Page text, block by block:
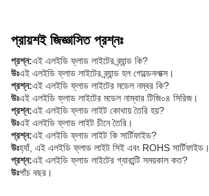
প্রায়শই জিজ্ঞাসিত প্রশ্নঃ
প্রশ্ন:এই এলইডি ফ্লাড লাইটের ব্র্যান্ড কি?
উঃএই এলইডি ফ্লাড লাইটের ব্র্যান্ড হল গোল্ডেনলাক্স।
প্রশ্ন:এই এলইডি ফ্লাড লাইটের মডেল নম্বর কি?
উঃএই এলইডি ফ্লাড লাইটের মডেল নাম্বার টিজি০৪ সিরিজ।
প্রশ্ন:এই এলইডি ফ্লাড লাইট কোথায় তৈরি হয়?
উঃএই এলইডি ফ্লাড লাইট চীনে তৈরি।
প্রশ্ন:এই এলইডি ফ্লাড লাইট কি সার্টিফাইড?
উঃহ্যাঁ, এই এলইডি ফ্লাড লাইট সিই এবং ROHS সার্টিফাইড।
প্রশ্ন:এই এলইডি ফ্লাড লাইটের গ্যারান্টি সময়কাল কত?
উঃপাঁচ বছর।